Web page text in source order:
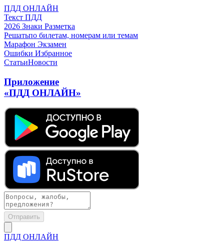
ПДД ОНЛАЙН
Текст ПДД
2026 Знаки Разметка
Решатьпо билетам, номерам или темам
Марафон Экзамен
Ошибки Избранное
СтатьиНовости
Приложение
«ПДД ОНЛАЙН»
Отправить
ПДД ОНЛАЙН